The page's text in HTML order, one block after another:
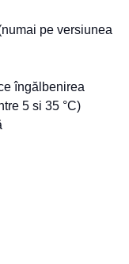
pe versiunea
îngălbenirea
5 si 35 °C)